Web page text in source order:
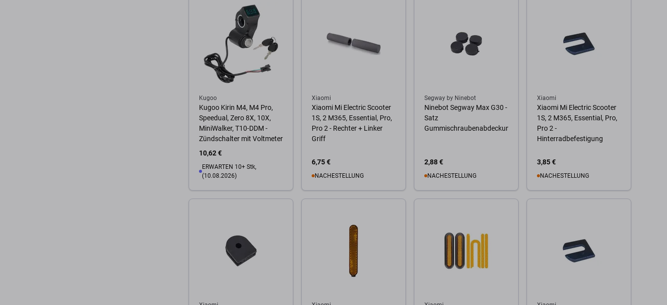
Kugoo
Kugoo Kirin M4, M4 Pro,
Speedual, Zero 8X, 10X,
MiniWalker, T10-DDM -
Zündschalter mit Voltmeter
10,62 €
ERWARTEN 10+ Stk,
(10.08.2026)
Xiaomi
Xiaomi Mi Electric Scooter
1S, 2 M365, Essential, Pro,
Pro 2 - Rechter + Linker
Griff
6,75 €
NACHESTELLUNG
Segway by Ninebot
Ninebot Segway Max G30 -
Satz
Gummischraubenabdeckungen
2,88 €
NACHESTELLUNG
Xiaomi
Xiaomi Mi Electric Scooter
1S, 2 M365, Essential, Pro,
Pro 2 -
Hinterradbefestigung
3,85 €
NACHESTELLUNG